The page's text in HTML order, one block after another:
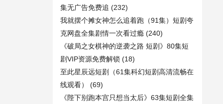
集无广告免费追 (232)
我就摆个摊女神怎么追着跑（91集）短剧夸
克网盘全集剧情一次看过瘾 (240)
《破局之女棋神的逆袭之路 短剧》80集短
剧VIP资源免费解锁 (18)
至此星辰远短剧（61集科幻短剧高清流畅在
线观看）
(69)
《陛下别跑本宫只想当太后》63集短剧全集